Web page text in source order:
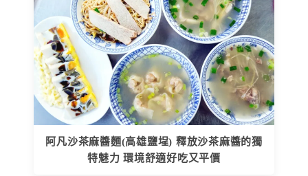
阿凡沙茶麻醬麵(高雄鹽埕) 釋放沙茶麻醬的獨
特魅力 環境舒適好吃又平價